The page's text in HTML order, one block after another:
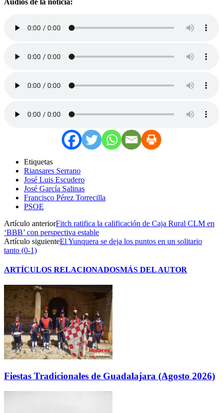
Etiquetas
Riansares Serrano
José Luis Escudero
José García Salinas
Francisco Pérez Torrecilla
PSOE
Artículo anteriorFitch ratifica la calificación de Caja Rural CLM en
‘BBB’ con perspectiva estable
Artículo siguienteEl Yunquera se deja los puntos en un solitario
tanto (0-1)
ARTÍCULOS RELACIONADOSMÁS DEL AUTOR
Fiestas Tradicionales de Guadalajara (Agosto 2026)